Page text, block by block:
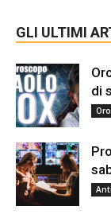
GLI ULTIMI
di